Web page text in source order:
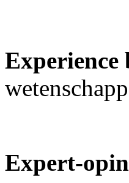
Experience
Expert-